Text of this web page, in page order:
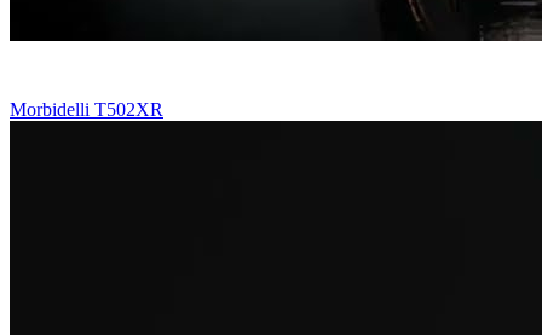
Morbidelli T502XR